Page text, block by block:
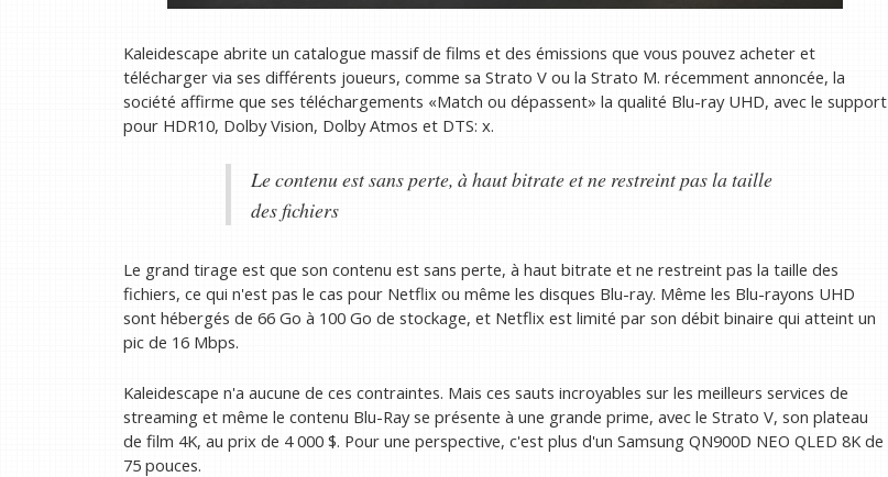
Kaleidescape abrite un catalogue massif de films et des émissions que vous pouvez acheter et
télécharger via ses différents joueurs, comme sa Strato V ou la Strato M. récemment annoncée, la
société affirme que ses téléchargements «Match ou dépassent» la qualité Blu-ray UHD, avec le support
pour HDR10, Dolby Vision, Dolby Atmos et DTS: x.
Le contenu est sans perte, à haut bitrate et ne restreint pas la taille
des fichiers
Le grand tirage est que son contenu est sans perte, à haut bitrate et ne restreint pas la taille des
fichiers, ce qui n'est pas le cas pour Netflix ou même les disques Blu-ray. Même les Blu-rayons UHD
sont hébergés de 66 Go à 100 Go de stockage, et Netflix est limité par son débit binaire qui atteint un
pic de 16 Mbps.
Kaleidescape n'a aucune de ces contraintes. Mais ces sauts incroyables sur les meilleurs services de
streaming et même le contenu Blu-Ray se présente à une grande prime, avec le Strato V, son plateau
de film 4K, au prix de 4 000 $. Pour une perspective, c'est plus d'un Samsung QN900D NEO QLED 8K de
75 pouces.